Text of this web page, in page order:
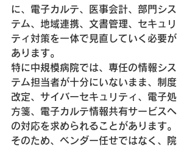
に、電子カルテ、医事会計、部門シス
テム、地域連携、文書管理、セキュリ
ティ対策を一体で見直していく必要が
あります。
特に中規模病院では、専任の情報シス
テム担当者が十分にいないまま、制度
改定、サイバーセキュリティ、電子処
方箋、電子カルテ情報共有サービスへ
の対応を求められることがあります。
そのため、ベンダー任せではなく、院